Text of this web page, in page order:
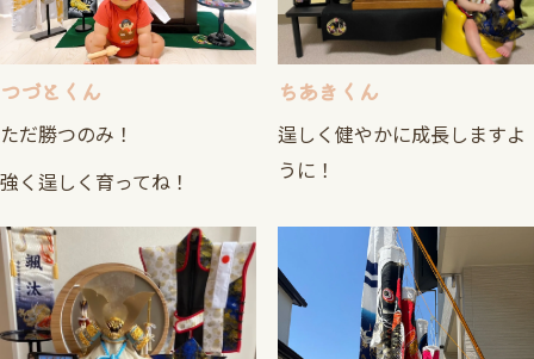
つづとくん
ただ勝つのみ！
強く逞しく育ってね！
ちあきくん
逞しく健やかに成長しますよ
うに！